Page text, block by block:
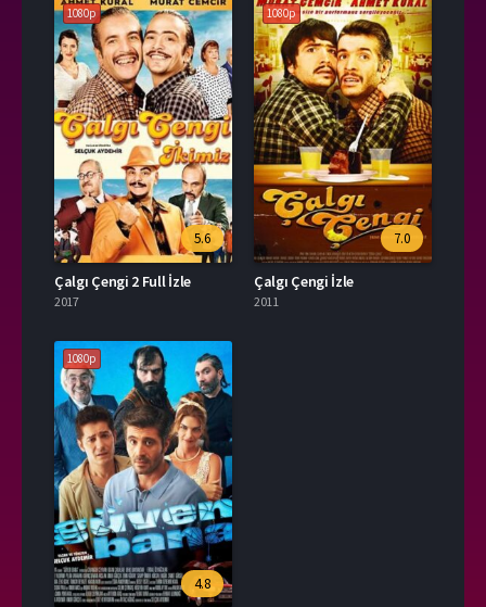
1080p
5.6
Çalgı Çengi 2 Full İzle
2017
1080p
7.0
Çalgı Çengi İzle
2011
1080p
4.8